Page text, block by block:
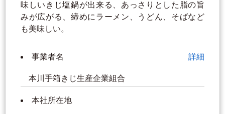
味しいきじ塩鍋が出来る、あっさりとした脂の旨
みが広がる、締めにラーメン、うどん、そばなど
も美味しい。
事業者名 詳細
本川手箱きじ生産企業組合
本社所在地